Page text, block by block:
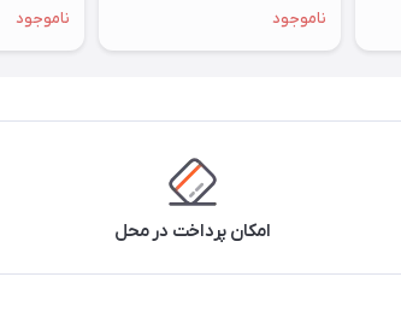
ناموجود ناموجود
امکان پرداخت در محل